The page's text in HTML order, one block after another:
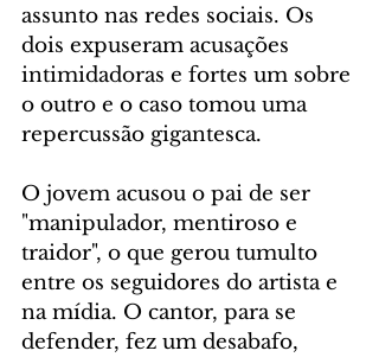
assunto nas redes sociais. Os
dois expuseram acusações
intimidadoras e fortes um sobre
o outro e o caso tomou uma
repercussão gigantesca.
O jovem acusou o pai de ser
"manipulador, mentiroso e
traidor", o que gerou tumulto
entre os seguidores do artista e
na mídia. O cantor, para se
defender, fez um desabafo,